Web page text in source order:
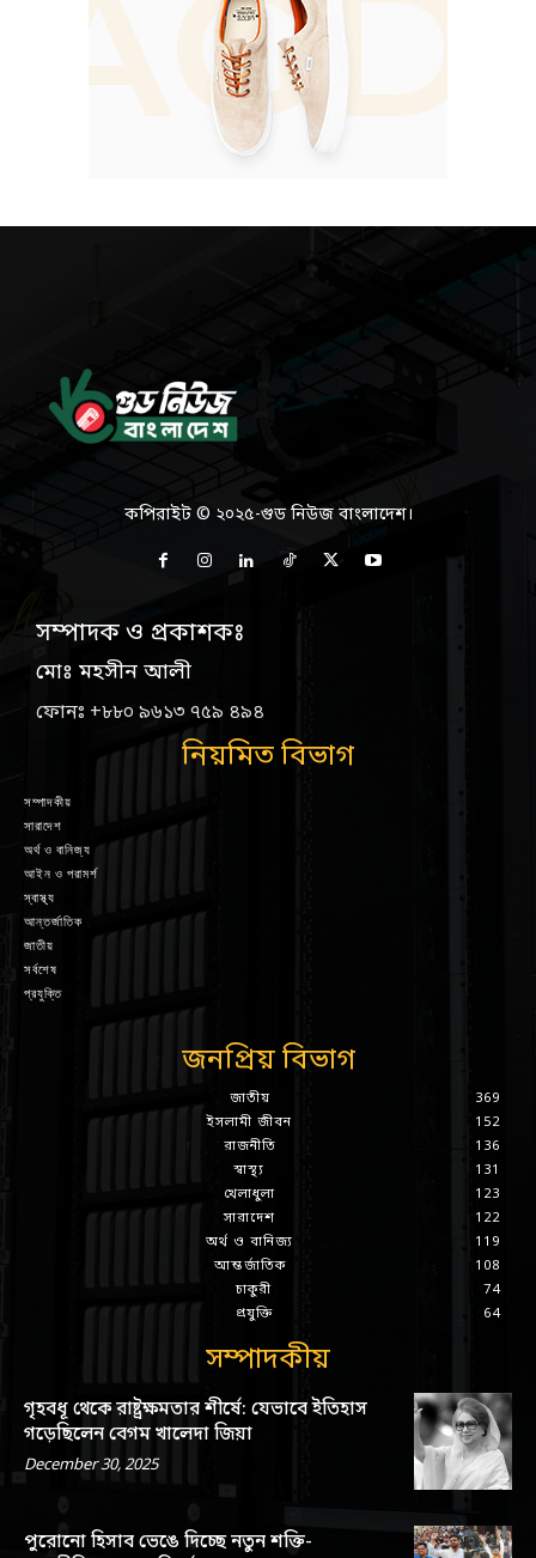
কপিরাইট © ২০২৫-গুড নিউজ বাংলাদেশ।
সম্পাদক ও প্রকাশকঃ
মোঃ মহসীন আলী
ফোনঃ +৮৮০ ৯৬১৩ ৭৫৯ ৪৯৪
নিয়মিত বিভাগ
সম্পাদকীয়
সারাদেশ
অর্থ ও বানিজ্য
আইন ও পরামর্শ
স্বাস্থ্য
আন্তর্জাতিক
জাতীয়
সর্বশেষ
প্রযুক্তি
জনপ্রিয় বিভাগ
জাতীয়
369
ইসলামী জীবন
152
রাজনীতি
136
স্বাস্থ্য
131
খেলাধুলা
123
সারাদেশ
122
অর্থ ও বানিজ্য
119
আন্তর্জাতিক
108
চাকুরী
74
প্রযুক্তি
64
সম্পাদকীয়
গৃহবধূ থেকে রাষ্ট্রক্ষমতার শীর্ষে: যেভাবে ইতিহাস
গড়েছিলেন বেগম খালেদা জিয়া
December 30, 2025
পুরোনো হিসাব ভেঙে দিচ্ছে নতুন শক্তি-